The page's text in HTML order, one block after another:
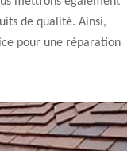
de qualité. Ainsi,
pour une réparation